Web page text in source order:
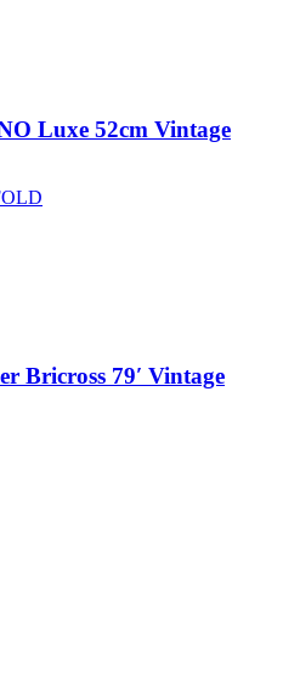
Luxe 52cm Vintage
Bricross 79′ Vintage